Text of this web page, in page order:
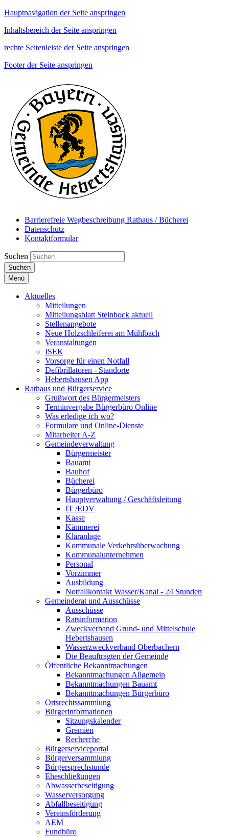
Hauptnavigation der Seite anspringen
Inhaltsbereich der Seite anspringen
rechte Seitenleiste der Seite anspringen
Footer der Seite anspringen
Barrierefreie Wegbeschreibung Rathaus / Bücherei
Datenschutz
Kontaktformular
Suchen
Suchen
Menü
Aktuelles
Mitteilungen
Mitteilungsblatt Steinbock aktuell
Stellenangebote
Neue Holzschleiferei am Mühlbach
Veranstaltungen
ISEK
Vorsorge für einen Notfall
Defibrillatoren - Standorte
Hebertshausen App
Rathaus und Bürgerservice
Grußwort des Bürgermeisters
Terminvergabe Bürgerbüro Online
Was erledige ich wo?
Formulare und Online-Dienste
Mitarbeiter A-Z
Gemeindeverwaltung
Bürgermeister
Bauamt
Bauhof
Bücherei
Bürgerbüro
Hauptverwaltung / Geschäftsleitung
IT /EDV
Kasse
Kämmerei
Kläranlage
Kommunale Verkehrsüberwachung
Kommunalunternehmen
Personal
Vorzimmer
Ausbildung
Notfallkontakt Wasser/Kanal - 24 Stunden
Gemeinderat und Ausschüsse
Ausschüsse
Ratsinformation
Zweckverband Grund- und Mittelschule
Hebertshausen
Wasserzweckverband Oberbachern
Die Beauftragten der Gemeinde
Öffentliche Bekanntmachungen
Bekanntmachungen Allgemein
Bekanntmachungen Bauamt
Bekanntmachungen Bürgerbüro
Ortsrechtssammlung
Bürgerinformationen
Sitzungskalender
Gremien
Recherche
Bürgerserviceportal
Bürgerversammlung
Bürgersprechstunde
Eheschließungen
Abwasserbeseitigung
Wasserversorgung
Abfallbeseitigung
Vereinsförderung
AEM
Fundbüro